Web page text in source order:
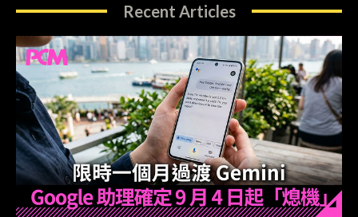
Recent Articles